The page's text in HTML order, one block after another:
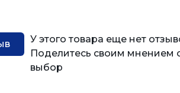
У этого товара еще нет
Поделитесь своим мнением
выбор